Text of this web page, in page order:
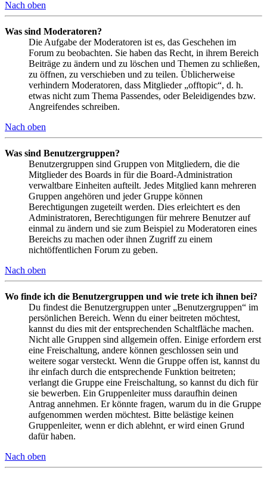
Nach oben
Was sind Moderatoren?
Die Aufgabe der Moderatoren ist es, das Geschehen im
Forum zu beobachten. Sie haben das Recht, in ihrem Bereich
Beiträge zu ändern und zu löschen und Themen zu schließen,
zu öffnen, zu verschieben und zu teilen. Üblicherweise
verhindern Moderatoren, dass Mitglieder „offtopic“, d. h.
etwas nicht zum Thema Passendes, oder Beleidigendes bzw.
Angreifendes schreiben.
Nach oben
Was sind Benutzergruppen?
Benutzergruppen sind Gruppen von Mitgliedern, die die
Mitglieder des Boards in für die Board-Administration
verwaltbare Einheiten aufteilt. Jedes Mitglied kann mehreren
Gruppen angehören und jeder Gruppe können
Berechtigungen zugeteilt werden. Dies erleichtert es den
Administratoren, Berechtigungen für mehrere Benutzer auf
einmal zu ändern und sie zum Beispiel zu Moderatoren eines
Bereichs zu machen oder ihnen Zugriff zu einem
nichtöffentlichen Forum zu geben.
Nach oben
Wo finde ich die Benutzergruppen und wie trete ich ihnen bei?
Du findest die Benutzergruppen unter „Benutzergruppen“ im
persönlichen Bereich. Wenn du einer beitreten möchtest,
kannst du dies mit der entsprechenden Schaltfläche machen.
Nicht alle Gruppen sind allgemein offen. Einige erfordern erst
eine Freischaltung, andere können geschlossen sein und
weitere sogar versteckt. Wenn die Gruppe offen ist, kannst du
ihr einfach durch die entsprechende Funktion beitreten;
verlangt die Gruppe eine Freischaltung, so kannst du dich für
sie bewerben. Ein Gruppenleiter muss daraufhin deinen
Antrag annehmen. Er könnte fragen, warum du in die Gruppe
aufgenommen werden möchtest. Bitte belästige keinen
Gruppenleiter, wenn er dich ablehnt, er wird einen Grund
dafür haben.
Nach oben